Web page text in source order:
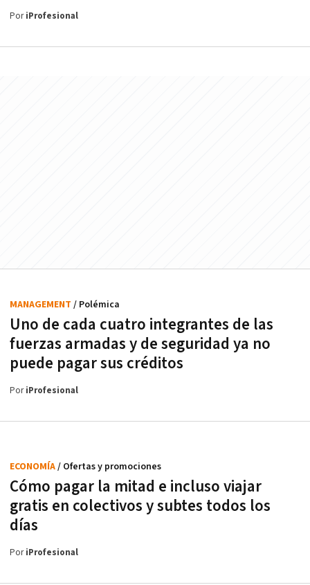
PoriProfesional
Uno de cada cuatro integrantes de las
fuerzas armadas y de seguridad ya no
puede pagar sus créditos
MANAGEMENT / Polémica
PoriProfesional
Cómo pagar la mitad e incluso viajar
gratis en colectivos y subtes todos los
días
ECONOMÍA/ Ofertas y promociones
PoriProfesional